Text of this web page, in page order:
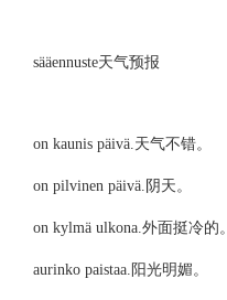
sääennuste天气预报
on kaunis päivä.天气不错。
on pilvinen päivä. 阴天。
on kylmä ulkona.外面挺冷的。
aurinko paistaa. 阳光明媚。